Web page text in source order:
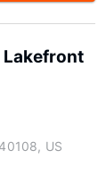
Lakefront
US